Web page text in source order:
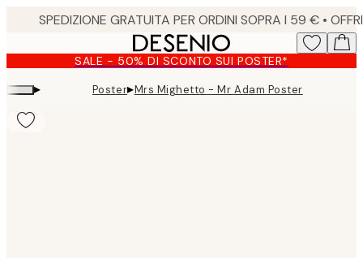
content.
SALE - 50% DI SCONTO SUI POSTER*
▸ Poster▸Mrs Mighetto - Mr Adam Poster